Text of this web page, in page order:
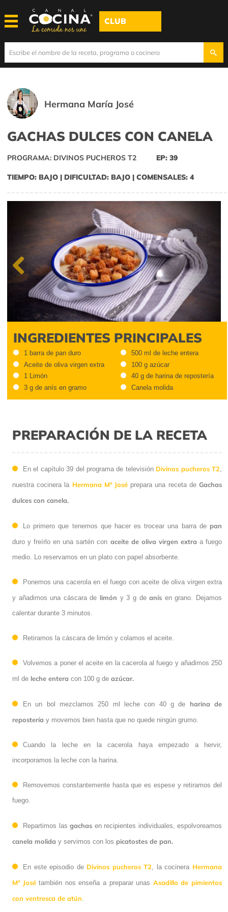
CLUB
Hermana María José
GACHAS DULCES CON CANELA
PROGRAMA: DIVINOS PUCHEROS T2 EP: 39
TIEMPO: BAJO | DIFICULTAD: BAJO | COMENSALES: 4
Previous
INGREDIENTES PRINCIPALES
1 barra de pan duro
Aceite de oliva virgen extra
1 Limón
3 g de anís en gramo
500 ml de leche entera
100 g azúcar
40 g de harina de repostería
Canela molida
PREPARACIÓN DE LA RECETA
En el capítulo 39 del programa de televisión Divinos pucheros T2,
nuestra cocinera la Hermana Mª José prepara una receta deGachas
dulces con canela.
Lo primero que tenemos que hacer es trocear una barra de pan
duro y freírlo en una sartén con aceite de oliva virgen extra a fuego
medio. Lo reservamos en un plato con papel absorbente.
Ponemos una cacerola en el fuego con aceite de oliva virgen extra
y añadimos una cáscara de limón y 3 g deanís en grano. Dejamos
calentar durante 3 minutos.
Retiramos la cáscara de limón y colamos el aceite.
Volvemos a poner el aceite en la cacerola al fuego y añadimos 250
ml de leche entera con 100 g de azúcar.
En un bol mezclamos 250 ml leche con 40 g de harina de
repostería y movemos bien hasta que no quede ningún grumo.
Cuando la leche en la cacerola haya empezado a hervir,
incorporamos la leche con la harina.
Removemos constantemente hasta que es espese y retiramos del
fuego.
Repartimos las gachas en recipientes individuales, espolvoreamos
canela molida y servimos con los picatostes de pan.
En este episodio de Divinos pucheros T2, la cocinera Hermana
Mª Josétambién nos enseña a preparar unas Asadillo de pimientos
con ventresca de atún.